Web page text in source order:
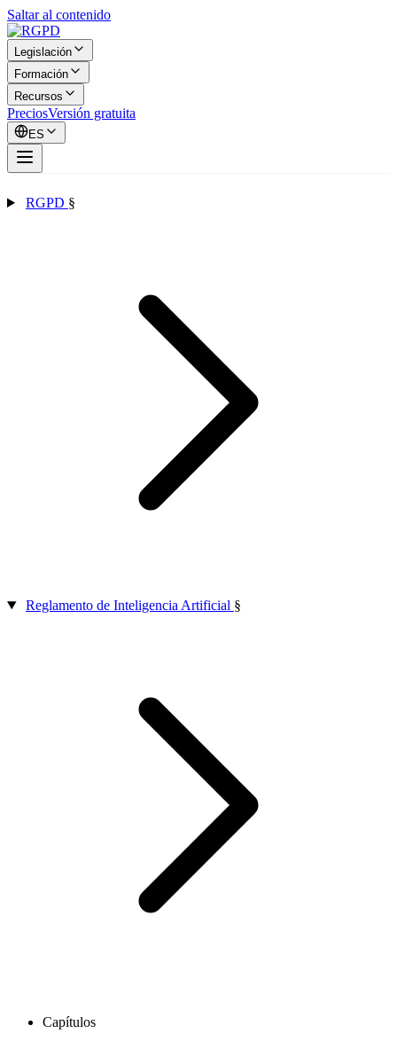
Saltar al contenido
Legislación
Formación
Recursos
PreciosVersión gratuita
ES
RGPD §
Reglamento de Inteligencia Artificial §
Capítulos